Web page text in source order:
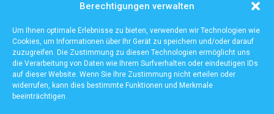
Berechtigungen verwalten
Um Ihnen optimale Erlebnisse zu bieten, verwenden wir Technologien wie
Cookies, um Informationen über Ihr Gerät zu speichern und/oder darauf
zuzugreifen. Die Zustimmung zu diesen Technologien ermöglicht uns
die Verarbeitung von Daten wie Ihrem Surfverhalten oder eindeutigen IDs
auf dieser Website. Wenn Sie Ihre Zustimmung nicht erteilen oder
widerrufen, kann dies bestimmte Funktionen und Merkmale
beeinträchtigen.
Was Sie über die Außenlagerung von Waren und Produkten wissen
müssen